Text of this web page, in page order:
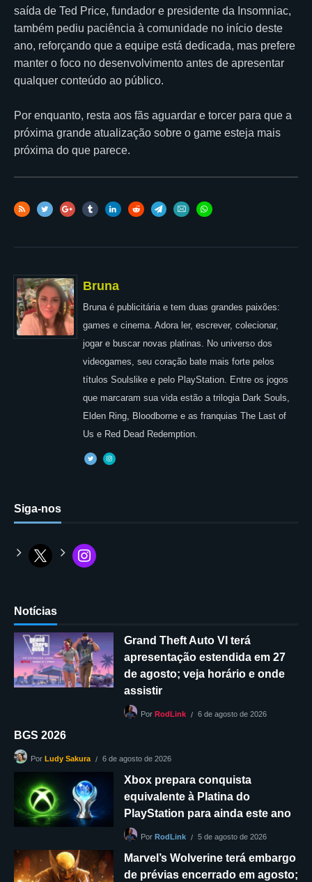
saída de Ted Price, fundador e presidente da Insomniac,
também pediu paciência à comunidade no início deste
ano, reforçando que a equipe está dedicada, mas prefere
manter o foco no desenvolvimento antes de apresentar
qualquer conteúdo ao público.
Por enquanto, resta aos fãs aguardar e torcer para que a
próxima grande atualização sobre o game esteja mais
próxima do que parece.
Bruna
Bruna é publicitária e tem duas grandes paixões:
games e cinema. Adora ler, escrever, colecionar,
jogar e buscar novas platinas. No universo dos
videogames, seu coração bate mais forte pelos
títulos Soulslike e pelo PlayStation. Entre os jogos
que marcaram sua vida estão a trilogia Dark Souls,
Elden Ring, Bloodborne e as franquias The Last of
Us e Red Dead Redemption.
Siga-nos
Notícias
Grand Theft Auto VI terá
apresentação estendida em 27
de agosto; veja horário e onde
assistir
Por RodLink 6 de agosto de 2026
BGS 2026
Por Ludy Sakura 6 de agosto de 2026
Xbox prepara conquista
equivalente à Platina do
PlayStation para ainda este ano
Por RodLink 5 de agosto de 2026
Marvel’s Wolverine terá embargo
de prévias encerrado em agosto;